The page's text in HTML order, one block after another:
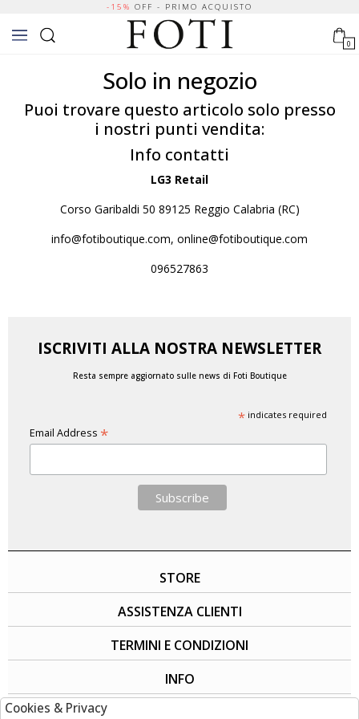
-15% OFF - PRIMO ACQUISTO
0
Solo in negozio
Puoi trovare questo articolo solo presso
i nostri punti vendita:
Info contatti
LG3 Retail
Corso Garibaldi 50 89125 Reggio Calabria (RC)
info@fotiboutique.com, online@fotiboutique.com
096527863
ISCRIVITI ALLA NOSTRA NEWSLETTER
Resta sempre aggiornato sulle news di Foti Boutique
*indicates required
Email Address *
STORE
ASSISTENZA CLIENTI
TERMINI E CONDIZIONI
INFO
Cookies & Privacy